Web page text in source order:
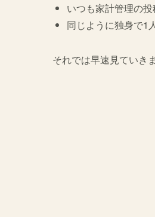
いつも家計管理の
同じように独身で1
それでは早速見ていき